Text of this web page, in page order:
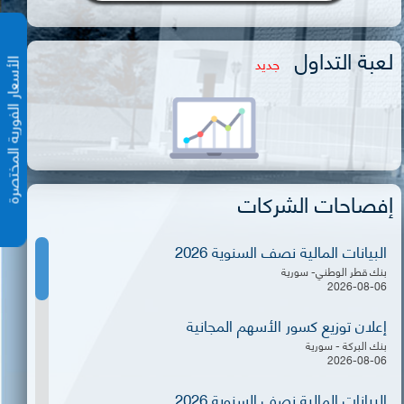
الأسعار لعبة التداول جديد
إفصاحات الشركات
البيانات المالية نصف السنوية 2026
بنك قطر الوطني- سورية
2026-08-06
إعلان توزيع كسور الأسهم المجانية
بنك البركة - سورية
2026-08-06